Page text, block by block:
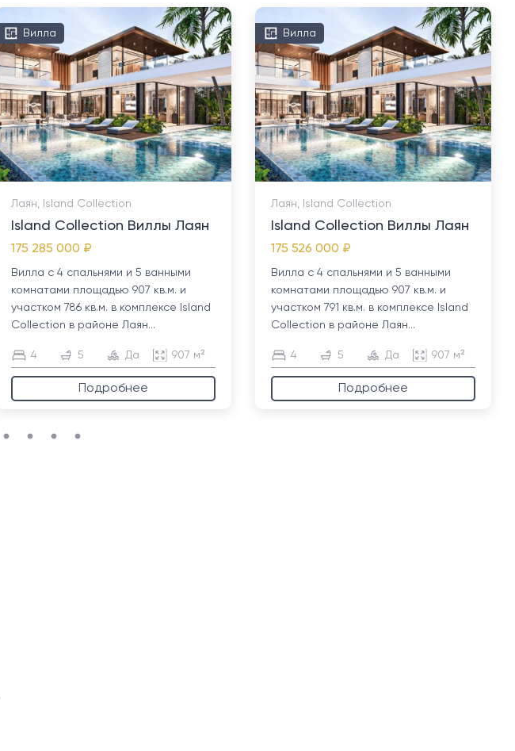
Вилла
Лаян, Island Collection
Island Collection Виллы Лаян
175 285 000 ₽
Вилла с 4 спальнями и 5 ванными
комнатами площадью 907 кв.м. и
участком 786 кв.м. в комплексе Island
Collection в районе Лаян...
4 5 Да 907 м²
Подробнее
Вилла
Лаян, Island Collection
Island Collection Виллы Лаян
175 526 000 ₽
Вилла с 4 спальнями и 5 ванными
комнатами площадью 907 кв.м. и
участком 791 кв.м. в комплексе Island
Collection в районе Лаян...
4 5 Да 907 м²
Подробнее